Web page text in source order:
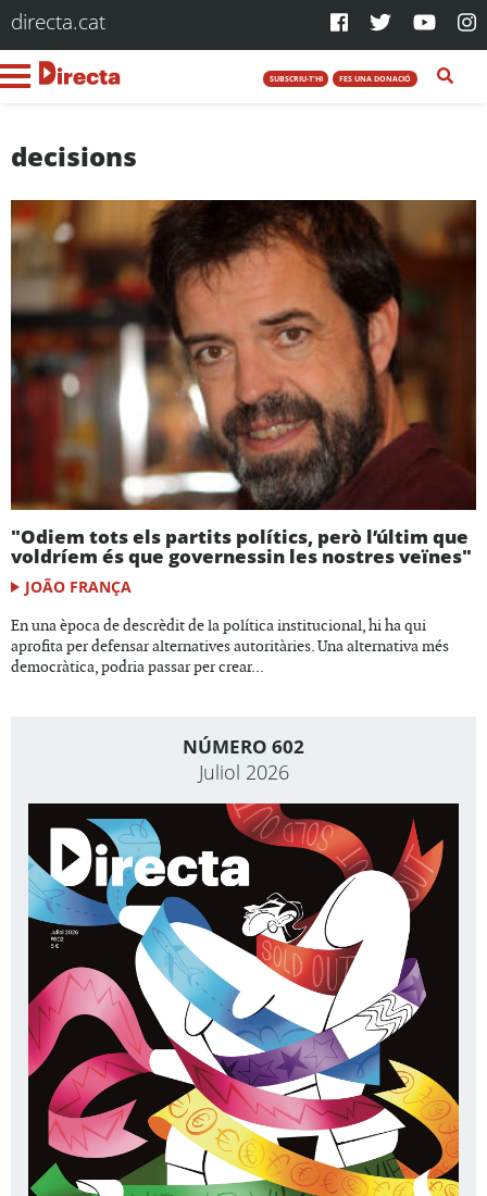
directa.cat
SUBSCRIU-T'HI FES UNA DONACIÓ
decisions
"Odiem tots els partits polítics, però l’últim que
voldríem és que governessin les nostres veïnes"
JOÃO FRANÇA
En una època de descrèdit de la política institucional, hi ha qui
aprofita per defensar alternatives autoritàries. Una alternativa més
democràtica, podria passar per crear...
NÚMERO 602
Juliol 2026